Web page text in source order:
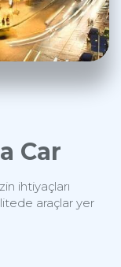
Car
ihtiyaçları
araçlar yer